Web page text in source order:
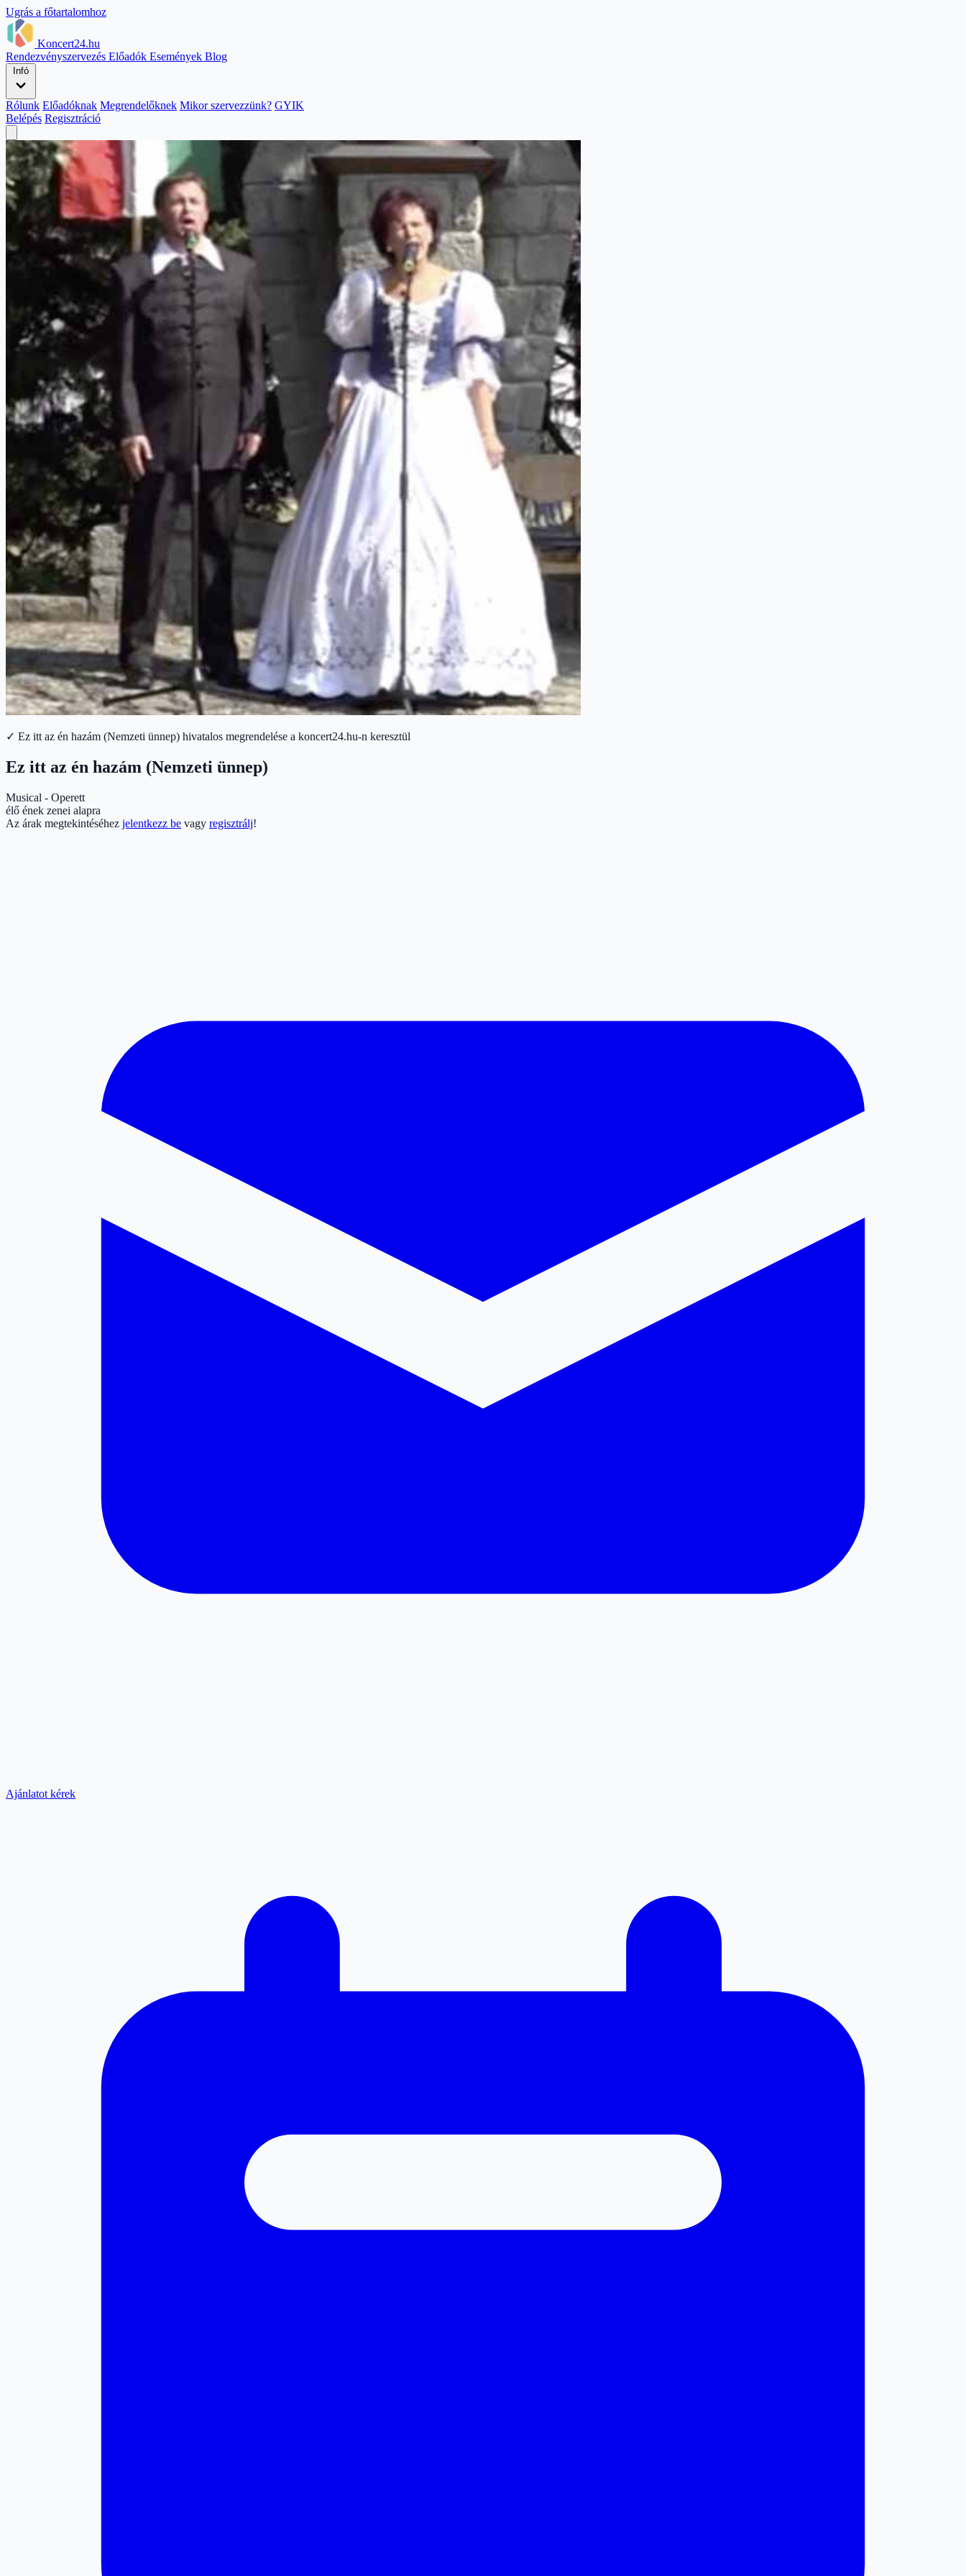
Ugrás a főtartalomhoz
Koncert24.hu
Rendezvényszervezés Előadók Események Blog
Infó
Rólunk Előadóknak Megrendelőknek Mikor szervezzünk? GYIK
Belépés Regisztráció
✓ Ez itt az én hazám (Nemzeti ünnep) hivatalos megrendelése a koncert24.hu-n keresztül
Ez itt az én hazám (Nemzeti ünnep)
Musical - Operett
élő ének zenei alapra
Az árak megtekintéséhez jelentkezz be vagy regisztrálj!
Ajánlatot kérek